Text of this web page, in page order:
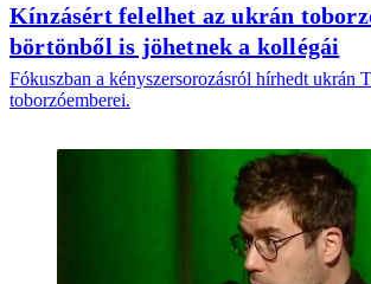
Kínzásért felelhet az ukrán
börtönből is jöhetnek a kollégái
Fókuszban a kényszersorozásról hírhedt ukrán
toborzóemberei.